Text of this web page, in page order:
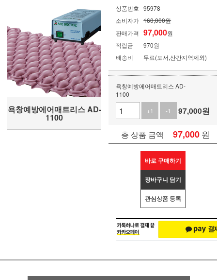
욕창예방에어매트리스 AD-
1100
상품번호 95978
소비자가 160,000원
판매가격 97,000원
적립금
970원
배송비
무료(도서,산간지역제외)
욕창예방에어매트리스 AD-
1100
+1
-1 97,000원
총 상품 금액 97,000 원
바로 구매하기
장바구니 담기
관심상품 등록